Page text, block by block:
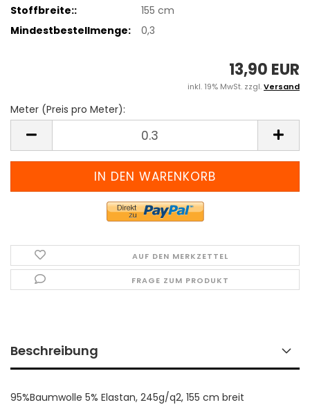
Stoffbreite::
155 cm
Mindestbestellmenge:
0,3
13,90 EUR
inkl. 19% MwSt. zzgl.Versand
Meter (Preis pro Meter):
(Preis
pro
AUF DEN MERKZETTEL
FRAGE ZUM PRODUKT
Beschreibung
95%Baumwolle 5% Elastan, 245g/q2, 155 cm breit